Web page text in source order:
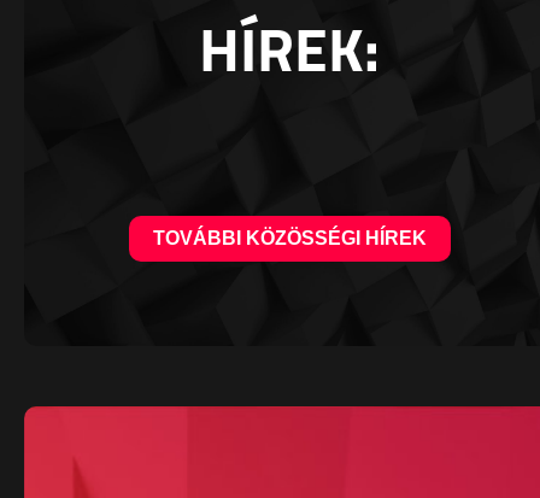
HÍREK:
TOVÁBBI KÖZÖSSÉGI HÍREK